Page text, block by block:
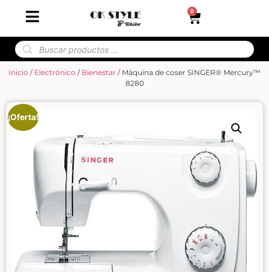
0
Inicio / Electrónico / Bienestar / Máquina de coser SINGER® Mercury™
8280
¡Oferta!